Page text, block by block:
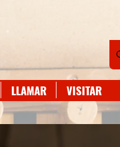
LLAMAR VISITAR